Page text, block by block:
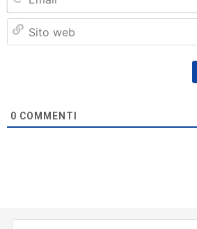
0 COMMENTI